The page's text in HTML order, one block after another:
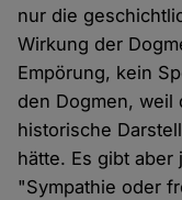
nur die
Wirkung der
Empörung, kein
den Dogmen, weil
historische
hätte. Es gibt
"Sympathie oder